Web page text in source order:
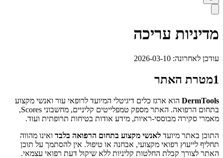
מדיניות עריכה
עודכן לאחרונה: 2026-03-10
1מטרת האתר
DermTools הוא ארגז כלים דיגיטלי המיועד לרופאי עור ואנשי מקצוע
בתחום הרפואה. האתר מספק טמפלייטים קליניים, מחשבוני Scores,
מאמרי סקירה מבוססי-ראיות, מידע אודות בטיחות תרופתית ועוד.
התוכן באתר מיועד לאנשי מקצוע בתחום הרפואה בלבד ואינו מהווה
תחליף לייעוץ רפואי מקצועי, אבחנה או טיפול. אין להסתמך על תוכן
האתר לצורך קבלת החלטות קליניות ללא שיקול דעת רפואי עצמאי.